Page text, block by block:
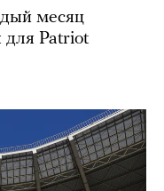
месяц
для Patriot